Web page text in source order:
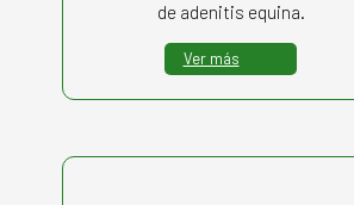
de adenitis equina.
Ver más